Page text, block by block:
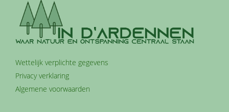
Wettelijk verplichte gegevens
Privacy verklaring
Algemene voorwaarden